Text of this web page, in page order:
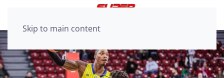
Skip to main content